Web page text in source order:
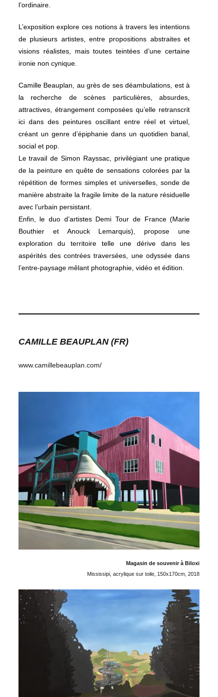
l’ordinaire.
L’exposition explore ces notions à travers les intentions
de plusieurs artistes, entre propositions abstraites et
visions réalistes, mais toutes teintées d’une certaine
ironie non cynique.
Camille Beauplan, au grès de ses déambulations, est à
la recherche de scènes particulières, absurdes,
attractives, étrangement composées qu’elle retranscrit
ici dans des peintures oscillant entre réel et virtuel,
créant un genre d’épiphanie dans un quotidien banal,
social et pop.
Le travail de Simon Rayssac, privilégiant une pratique
de la peinture en quête de sensations colorées par la
répétition de formes simples et universelles, sonde de
manière abstraite la fragile limite de la nature résiduelle
avec l’urbain persistant.
Enfin, le duo d’artistes Demi Tour de France (Marie
Bouthier et Anouck Lemarquis), propose une
exploration du territoire telle une dérive dans les
aspérités des contrées traversées, une odyssée dans
l’entre-paysage mêlant photographie, vidéo et édition.
CAMILLE BEAUPLAN (FR)
www.camillebeauplan.com/
Magasin de souvenir à Biloxi
Mississipi, acrylique sur toile, 150x170cm, 2018